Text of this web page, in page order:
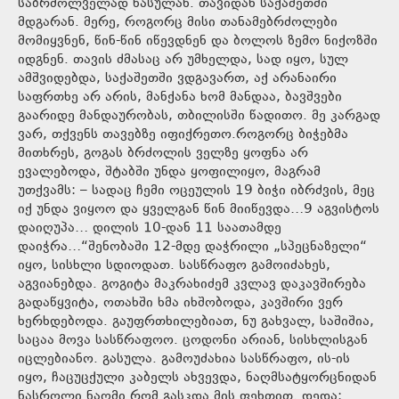
საბრძოლველად წასულან. თავიდან საქაშეთში
მდგარან. მერე, როგორც მისი თანამებრძოლები
მომიყვნენ, წინ-წინ იწევდნენ და ბოლოს ზემო ნიქოზში
იდგნენ. თავის ძმასაც არ უმხელდა, სად იყო, სულ
ამშვიდებდა, საქაშეთში ვდგავართ, აქ არანაირი
საფრთხე არ არის, მანქანა ხომ მანდაა, ბავშვები
გაარიდე მანდაურობას, თბილისში წადითო. მე კარგად
ვარ, თქვენს თავებზე იფიქრეთო.როგორც ბიჭებმა
მითხრეს, გოგას ბრძოლის ველზე ყოფნა არ
ევალებოდა, შტაბში უნდა ყოფილიყო, მაგრამ
უთქვამს: – სადაც ჩემი ოცეულის 19 ბიჭი იბრძვის, მეც
იქ უნდა ვიყოო და ყველგან წინ მიიწევდა…9 აგვისტოს
დაიღუპა… დილის 10-დან 11 საათამდე
დაიჭრა…“შენობაში 12-მდე დაჭრილი „სპეცნაზელი“
იყო, სისხლი სდიოდათ. სასწრაფო გამოიძახეს,
აგვიანებდა. გოგიტა მაკრახიძემ კვლავ დაკავშირება
გადაწყვიტა, ოთახში ხმა იხშობოდა, კავშირი ვერ
ხერხდებოდა. გაუფრთხილებიათ, ნუ გახვალ, საშიშია,
საცაა მოვა სასწრაფოო. ცოდონი არიან, სისხლისგან
იცლებიანო. გასულა. გამოუძახია სასწრაფო, ის-ის
იყო, ჩაცუცქული კაბელს ახვევდა, ნაღმსატყორცნიდან